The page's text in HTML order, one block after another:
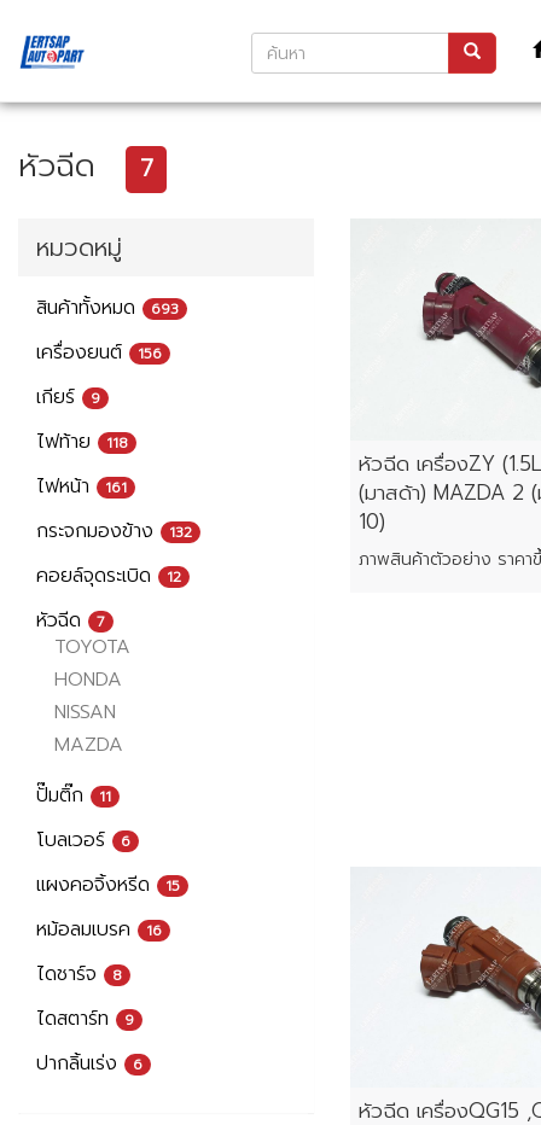
หัวฉีด 7
หมวดหมู่
สินค้าทั้งหมด 693
เครื่องยนต์ 156
เกียร์ 9
ไฟท้าย 118
ไฟหน้า 161
กระจกมองข้าง 132
คอยล์จุดระเบิด 12
หัวฉีด 7
TOYOTA
HONDA
NISSAN
MAZDA
ปั๊มติ๊ก
11
โบลเวอร์ 6
แผงคอจิ้งหรีด 15
หม้อลมเบรค 16
ไดชาร์จ 8
ไดสตาร์ท 9
ปากลิ้นเร่ง 6
หัวฉีด เครื่องZY
(มาสด้า) MAZDA 2
10)
หัวฉีด เครื่องQG15